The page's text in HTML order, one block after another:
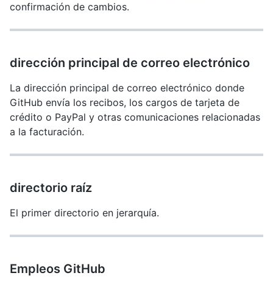
confirmación de cambios.
dirección principal de correo electrónico
La dirección principal de correo electrónico donde
GitHub envía los recibos, los cargos de tarjeta de
crédito o PayPal y otras comunicaciones relacionadas
a la facturación.
directorio raíz
El primer directorio en jerarquía.
Empleos GitHub